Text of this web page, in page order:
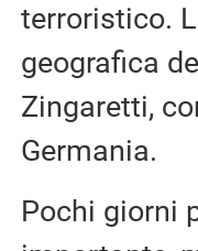
terroristico.
geografica
Zingaretti,
Germania.
Pochi giorni